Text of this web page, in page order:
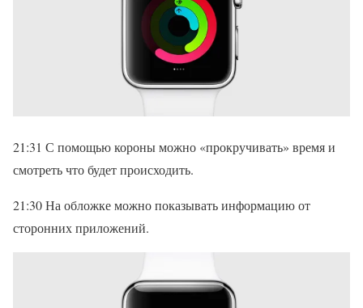
21:31 С помощью короны можно «прокручивать» время и
смотреть что будет происходить.
21:30 На обложке можно показывать информацию от
сторонних приложений.